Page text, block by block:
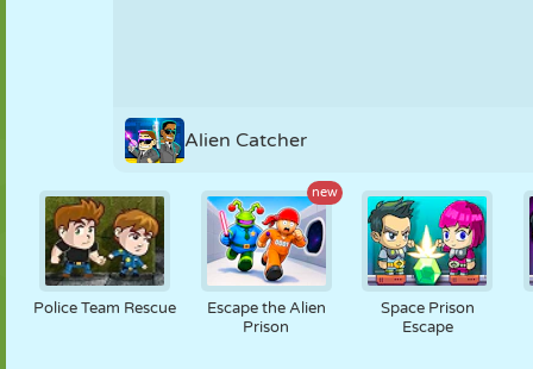
Alien Catcher
Police Team Rescue
new
Escape the Alien
Prison
Space Prison
Escape